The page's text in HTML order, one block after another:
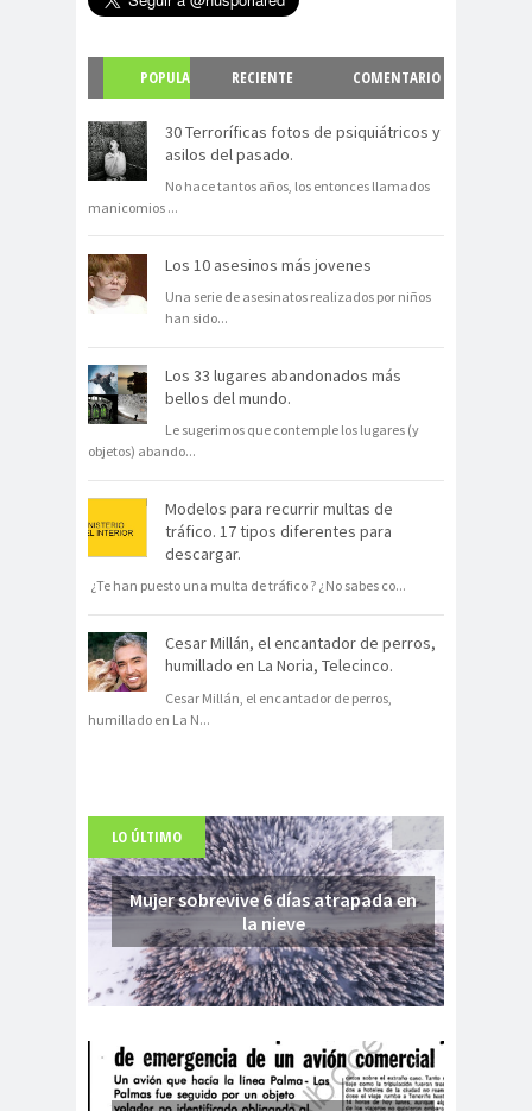
POPULA
R
RECIENTE
COMENTARIO
30 Terroríficas fotos de psiquiátricos y
asilos del pasado.
No hace tantos años, los entonces llamados
manicomios ...
Los 10 asesinos más jovenes
Una serie de asesinatos realizados por niños
han sido...
Los 33 lugares abandonados más
bellos del mundo.
Le sugerimos que contemple los lugares (y
objetos) abando...
Modelos para recurrir multas de
tráfico. 17 tipos diferentes para
descargar.
¿Te han puesto una multa de tráfico ? ¿No sabes co...
Cesar Millán, el encantador de perros,
humillado en La Noria, Telecinco.
Cesar Millán, el encantador de perros,
humillado en La N...
LO ÚLTIMO
Mujer sobrevive 6 días atrapada en
la nieve